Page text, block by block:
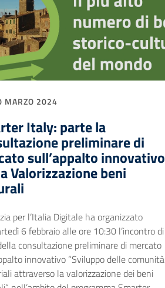
MARZO 2024
Italy: parte la
preliminare di
sull’appalto innovativo
Valorizzazione beni
per l’Italia Digitale ha organizzato
6 febbraio alle ore 10:30 l’incontro di
consultazione preliminare di mercato
innovativo “Sviluppo delle comunità
attraverso la valorizzazione dei beni